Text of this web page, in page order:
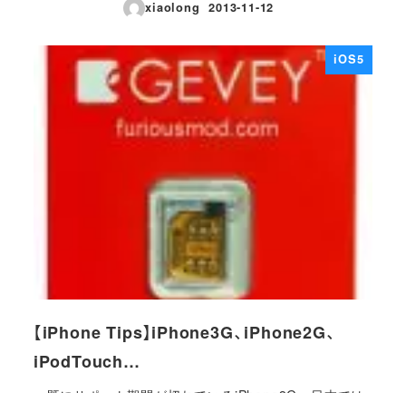
xiaolong
投稿日
2013-11-12
iOS5
【iPhone Tips】iPhone3G、iPhone2G、
iPodTouch…